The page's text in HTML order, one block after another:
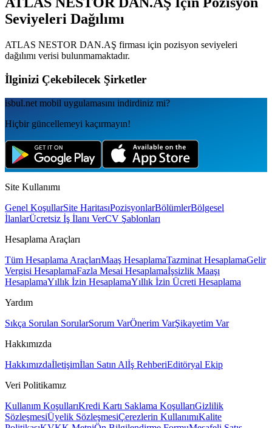
Seviyeleri Dağılımı
ATLAS NESTOR DAN.AŞ firması için pozisyon seviyeleri
dağılımı verisi bulunmamaktadır.
İlginizi Çekebilecek Şirketler
isbul.net mobil uygulamаsını indirdiniz mi?
Hiçbir güncellemeyi kaçırmayın!
Site Kullanımı
Genel KoşullarSite HaritasıPozisyonlarBölümlerBölgesel
İlanlarÜcretsiz İş İlanı VerCV Şablonları
Hesaplama Araçları
Tüm Hesaplama AraçlarıMaaş HesaplamaTazminat HesaplamaGelir
Vergisi HesaplamaFazla Mesai Hesaplamaİşsizlik Maaşı
HesaplamaYıllık İzin HesaplamaYıllık İzin Ücreti Hesaplama
Yardım
Sıkça Sorulan SorularSorum VarÖnerim VarŞikayetim Var
Hakkımızda
Hakkımızdaİletişimİlan Satın Alİş RehberiEditöryal Ekip
Veri Politikamız
Kullanım KoşullarıKredi Kartı Saklama KoşullarıGizlilik
SözleşmesiÜyelik SözleşmesiÇerezlerin KullanımıKalite